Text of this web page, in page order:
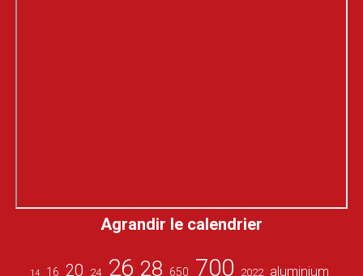
Agrandir le calendrier
14 16 20 24 26 28 650 700 2022 aluminium